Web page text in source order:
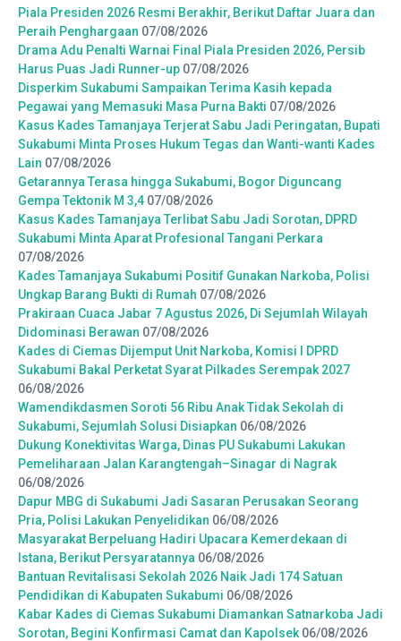
Piala Presiden 2026 Resmi Berakhir, Berikut Daftar Juara dan
Peraih Penghargaan 07/08/2026
Drama Adu Penalti Warnai Final Piala Presiden 2026, Persib
Harus Puas Jadi Runner-up 07/08/2026
Disperkim Sukabumi Sampaikan Terima Kasih kepada
Pegawai yang Memasuki Masa Purna Bakti 07/08/2026
Kasus Kades Tamanjaya Terjerat Sabu Jadi Peringatan, Bupati
Sukabumi Minta Proses Hukum Tegas dan Wanti-wanti Kades
Lain 07/08/2026
Getarannya Terasa hingga Sukabumi, Bogor Diguncang
Gempa Tektonik M 3,4 07/08/2026
Kasus Kades Tamanjaya Terlibat Sabu Jadi Sorotan, DPRD
Sukabumi Minta Aparat Profesional Tangani Perkara
07/08/2026
Kades Tamanjaya Sukabumi Positif Gunakan Narkoba, Polisi
Ungkap Barang Bukti di Rumah 07/08/2026
Prakiraan Cuaca Jabar 7 Agustus 2026, Di Sejumlah Wilayah
Didominasi Berawan 07/08/2026
Kades di Ciemas Dijemput Unit Narkoba, Komisi I DPRD
Sukabumi Bakal Perketat Syarat Pilkades Serempak 2027
06/08/2026
Wamendikdasmen Soroti 56 Ribu Anak Tidak Sekolah di
Sukabumi, Sejumlah Solusi Disiapkan 06/08/2026
Dukung Konektivitas Warga, Dinas PU Sukabumi Lakukan
Pemeliharaan Jalan Karangtengah–Sinagar di Nagrak
06/08/2026
Dapur MBG di Sukabumi Jadi Sasaran Perusakan Seorang
Pria, Polisi Lakukan Penyelidikan 06/08/2026
Masyarakat Berpeluang Hadiri Upacara Kemerdekaan di
Istana, Berikut Persyaratannya 06/08/2026
Bantuan Revitalisasi Sekolah 2026 Naik Jadi 174 Satuan
Pendidikan di Kabupaten Sukabumi 06/08/2026
Kabar Kades di Ciemas Sukabumi Diamankan Satnarkoba Jadi
Sorotan, Begini Konfirmasi Camat dan Kapolsek 06/08/2026